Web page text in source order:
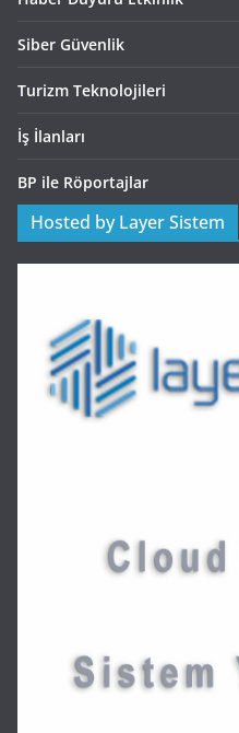
Siber Güvenlik
Turizm Teknolojileri
İş İlanları
BP ile Röportajlar
Hosted by Layer Sistem